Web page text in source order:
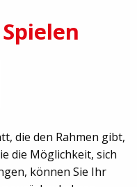
die den Rahmen gibt,
die Möglichkeit, sich
können Sie Ihr